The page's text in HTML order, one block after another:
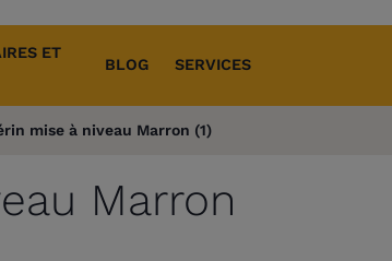
ET
BLOG SERVICES
mise à niveau Marron (1)
Marron